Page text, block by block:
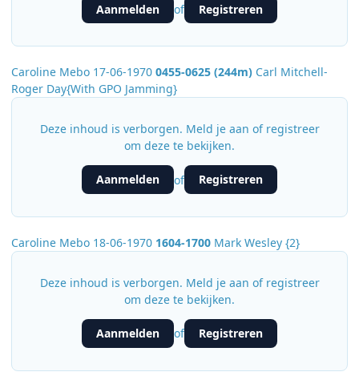
Aanmelden of Registreren
Caroline Mebo 17-06-1970 0455-0625 (244m) Carl Mitchell-
Roger Day{With GPO Jamming}
Deze inhoud is verborgen. Meld je aan of registreer
om deze te bekijken.
Aanmelden of Registreren
Caroline Mebo 18-06-1970 1604-1700 Mark Wesley {2}
Deze inhoud is verborgen. Meld je aan of registreer
om deze te bekijken.
Aanmelden of Registreren